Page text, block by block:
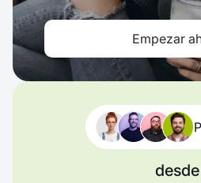
Empezar
desde